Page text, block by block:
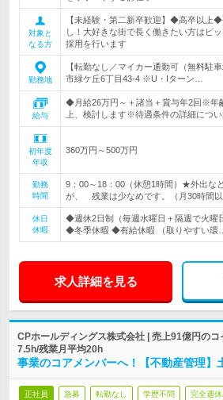
対象と
なる方
【未経験・第二新卒歓迎】◆高卒以上
し！大好きな街で長く働きたい方はピ
採用を行います
勤務地
【転勤なし／マイカー通勤可（無料駐
市緑ケ丘6丁目43-4 ※U・Iターン…
給与
◆月給26万円～＋諸当＋賞与年2回※年
上、検討します※待遇条件の詳細につ
初年度
年収
360万円～500万円
勤務
時間
9：00～18：00（休憩1時間）★外出な
が、 残業は少なめです。（月30時間
休日
休暇
◆週休2日制（毎週水曜日＋隔週で火曜
◆冬季休暇 ◆有給休暇 （取りやすい環…
求人詳細を見る
CPホールディングス株式会社 | 売上91億円の
7.5h/残業月平均20h
事業のコアメンバーへ！【不動産管理】
正社員 急募 転勤なし 学歴不問 完全週休